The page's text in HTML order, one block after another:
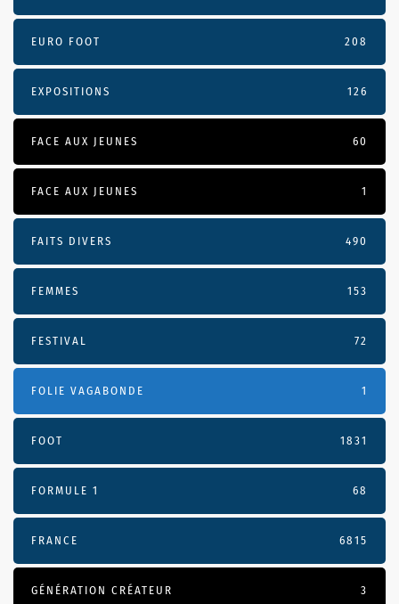
EURO FOOT 208
EXPOSITIONS 126
FACE AUX JEUNES 60
FACE AUX JEUNES 1
FAITS DIVERS 490
FEMMES 153
FESTIVAL 72
FOLIE VAGABONDE 1
FOOT 1831
FORMULE 1 68
FRANCE 6815
GÉNÉRATION CRÉATEUR 3